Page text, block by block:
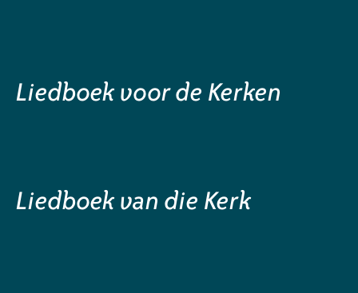
Liedboek voor de Kerken
Liedboek van die Kerk